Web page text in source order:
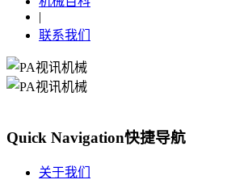
|
联系我们
Quick Navigation快捷导航
关于我们